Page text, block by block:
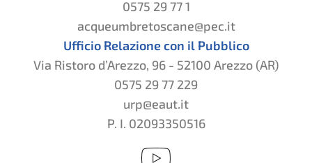
0575 29 77 1
acqueumbretoscane@pec.it
Ufficio Relazione con il Pubblico
Via Ristoro d’Arezzo, 96 - 52100 Arezzo (AR)
0575 29 77 229
urp@eaut.it
P. I. 02093350516